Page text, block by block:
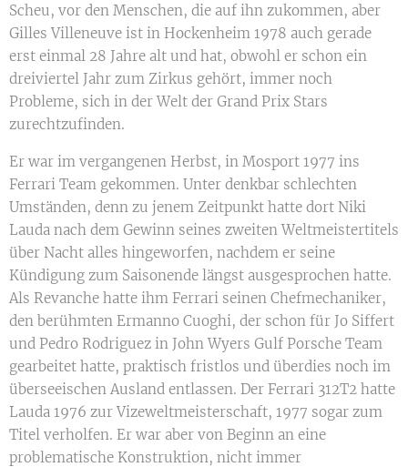
Scheu, vor den Menschen, die auf ihn zukommen, aber
Gilles Villeneuve ist in Hockenheim 1978 auch gerade
erst einmal 28 Jahre alt und hat, obwohl er schon ein
dreiviertel Jahr zum Zirkus gehört, immer noch
Probleme, sich in der Welt der Grand Prix Stars
zurechtzufinden.
Er war im vergangenen Herbst, in Mosport 1977 ins
Ferrari Team gekommen. Unter denkbar schlechten
Umständen, denn zu jenem Zeitpunkt hatte dort Niki
Lauda nach dem Gewinn seines zweiten Weltmeistertitels
über Nacht alles hingeworfen, nachdem er seine
Kündigung zum Saisonende längst ausgesprochen hatte.
Als Revanche hatte ihm Ferrari seinen Chefmechaniker,
den berühmten Ermanno Cuoghi, der schon für Jo Siffert
und Pedro Rodriguez in John Wyers Gulf Porsche Team
gearbeitet hatte, praktisch fristlos und überdies noch im
überseeischen Ausland entlassen. Der Ferrari 312T2 hatte
Lauda 1976 zur Vizeweltmeisterschaft, 1977 sogar zum
Titel verholfen. Er war aber von Beginn an eine
problematische Konstruktion, nicht immer